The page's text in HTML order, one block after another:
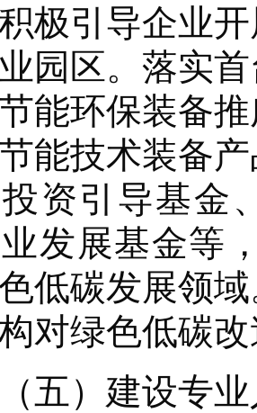
极引导企业
园区。落实
能环保装备
能技术装备
资引导基金
发展基金等
低碳发展领
对绿色低碳
）建设专业